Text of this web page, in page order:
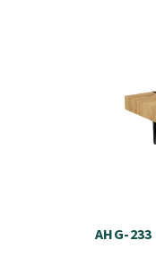
k
r
AHG-